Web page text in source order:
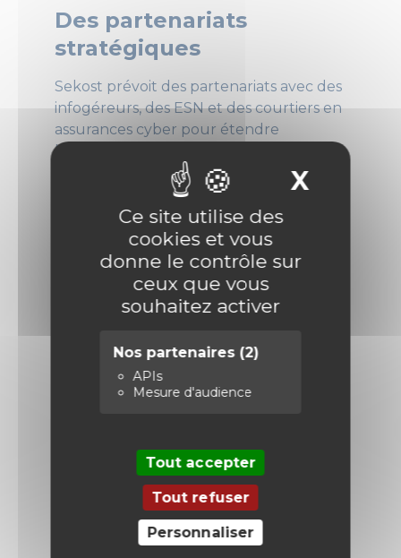
Ce site utilise des
cookies et vous
donne le contrôle sur
ceux que vous
souhaitez activer
Nos partenaires (2)
APIs
Mesure d'audience
Tout accepter
Tout refuser
Personnaliser
X
Des partenariats
stratégiques
Sekost prévoit des partenariats avec des
infogéreurs, des ESN et des courtiers en
assurances cyber pour étendre
l’utilisation de son audit. Trois
partenaires ont déjà été sélectionnés
pour intégrer le score de sécurité de
Sekost dans leurs solutions.
Un avenir prometteur
Incubée par Cyber Booster et
accompagnée par Anticipa et Emergys,
Lannion et Rennes.